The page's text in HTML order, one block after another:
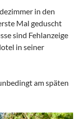
in den
Mal geduscht
sind Fehlanzeige
in seiner
am späten